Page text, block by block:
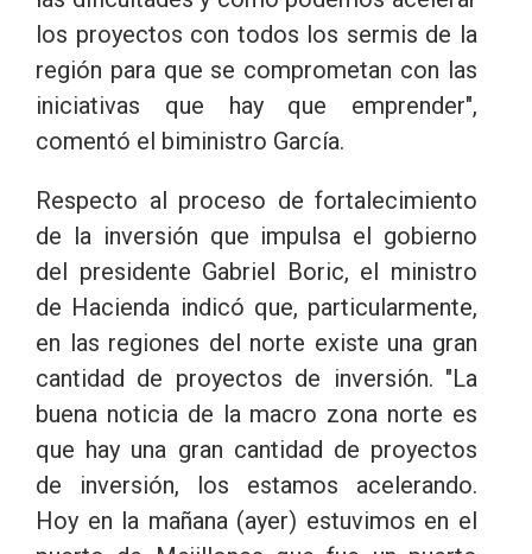
los proyectos con todos los sermis de la
región para que se comprometan con las
iniciativas que hay que emprender",
comentó el biministro García.
Respecto al proceso de fortalecimiento
de la inversión que impulsa el gobierno
del presidente Gabriel Boric, el ministro
de Hacienda indicó que, particularmente,
en las regiones del norte existe una gran
cantidad de proyectos de inversión. "La
buena noticia de la macro zona norte es
que hay una gran cantidad de proyectos
de inversión, los estamos acelerando.
Hoy en la mañana (ayer) estuvimos en el